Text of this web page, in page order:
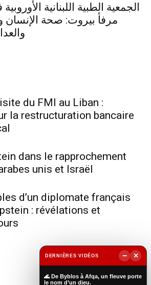
الجمعية الطبية اللبنانية
مرفأ بيروت: صحة الإنسان
du FMI au Liban :
la restructuration bancaire
dans le rapprochement
unis et Israël
d’un diplomate français
: révélations et
DERNIÈRES VIDÉOS −
×
🌊 De Byblos à Afqa, un fleuve porte
le nom d’un dieu.